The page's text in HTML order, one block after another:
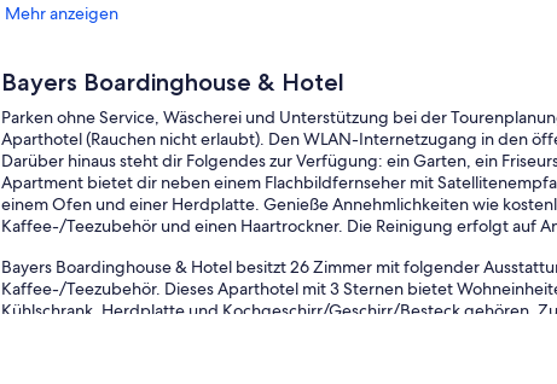
Mehr anzeigen
Bayers Boardinghouse & Hotel
Parken ohne Service, Wäscherei und Unterstützung bei der
Aparthotel (Rauchen nicht erlaubt). Den WLAN-Internetzugang in den
Darüber hinaus steht dir Folgendes zur Verfügung: ein Garten, ein
Apartment bietet dir neben einem Flachbildfernseher mit
einem Ofen und einer Herdplatte. Genieße Annehmlichkeiten wie
Kaffee-/Teezubehör und einen Haartrockner. Die Reinigung erfolgt auf
Bayers Boardinghouse & Hotel besitzt 26 Zimmer mit folgender
Kaffee-/Teezubehör. Dieses Aparthotel mit 3 Sternen bietet
Kühlschrank, Herdplatte und Kochgeschirr/Geschirr/Besteck gehören.